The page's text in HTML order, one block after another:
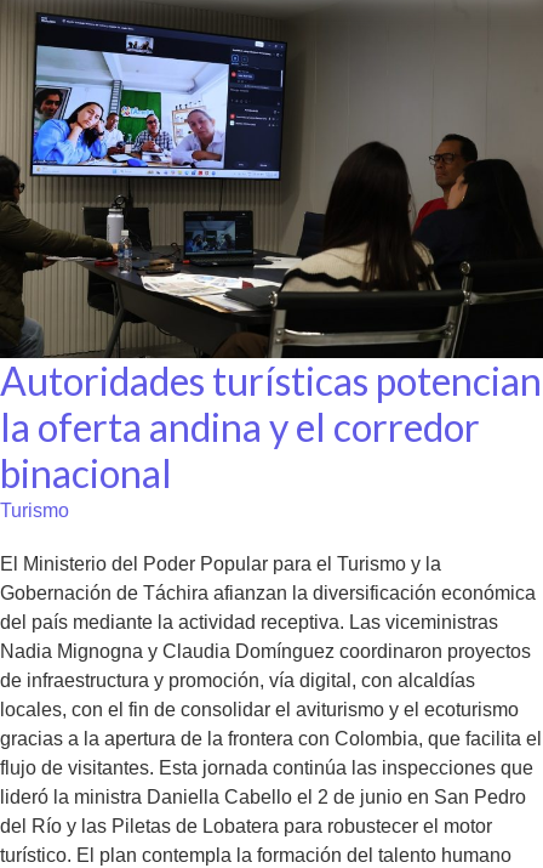
Autoridades turísticas potencian
la oferta andina y el corredor
binacional
Turismo
El Ministerio del Poder Popular para el Turismo y la
Gobernación de Táchira afianzan la diversificación económica
del país mediante la actividad receptiva. Las viceministras
Nadia Mignogna y Claudia Domínguez coordinaron proyectos
de infraestructura y promoción, vía digital, con alcaldías
locales, con el fin de consolidar el aviturismo y el ecoturismo
gracias a la apertura de la frontera con Colombia, que facilita el
flujo de visitantes. Esta jornada continúa las inspecciones que
lideró la ministra Daniella Cabello el 2 de junio en San Pedro
del Río y las Piletas de Lobatera para robustecer el motor
turístico. El plan contempla la formación del talento humano